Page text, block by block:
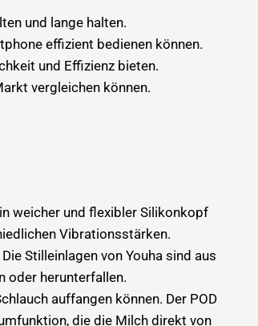
und lange halten.
effizient bedienen können.
und Effizienz bieten.
vergleichen können.
weicher und flexibler Silikonkopf
Vibrationsstärken.
Stilleinlagen von Youha sind aus
oder herunterfallen.
auffangen können. Der POD
die die Milch direkt von